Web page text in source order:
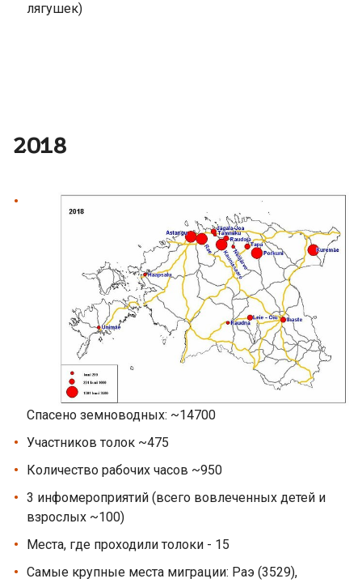
лягушек)
2018
Спасено земноводных: ~14700
Участников толок ~475
Количество рабочих часов ~950
3 инфомероприятий (всего вовлеченных детей и
взрослых ~100)
Места, где проходили толоки - 15
Самые крупные места миграции: Раэ (3529),